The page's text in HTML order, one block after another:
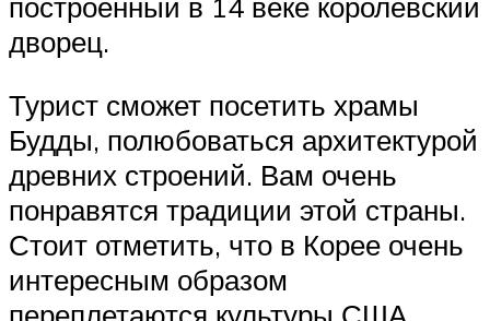
дворец.
Турист сможет посетить храмы
Будды, полюбоваться архитектурой
древних строений. Вам очень
понравятся традиции этой страны.
Стоит отметить, что в Корее очень
интересным образом
переплетаются культуры США